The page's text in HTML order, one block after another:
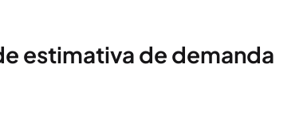
estimativa de demanda